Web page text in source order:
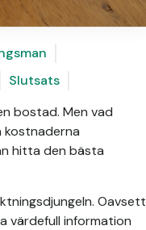
Slutsats
bostad. Men vad
kostnaderna
hitta den bästa
Oavsett
värdefull information